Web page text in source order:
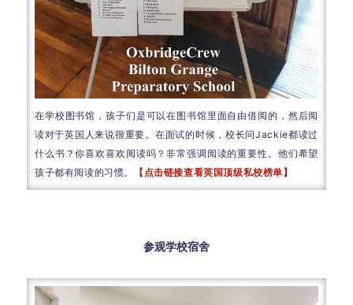
在学校图书馆，孩子们是可以在图书馆里面自由借阅的，然后阅
读对于英国人来说很重要。在面试的时候，校长问Jackie都读过
什么书？你喜欢喜欢阅读吗？非常强调阅读的重要性。他们希望
孩子都有阅读的习惯。
【点击链接查看英国顶级私校榜单】
参观学校宿舍